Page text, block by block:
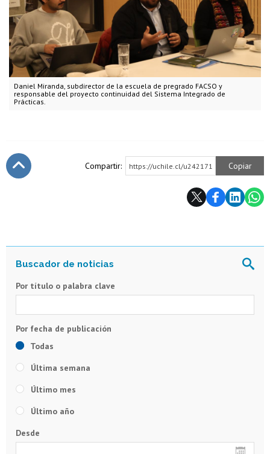
Daniel Miranda, subdirector de la escuela de pregrado FACSO y
responsable del proyecto continuidad del Sistema Integrado de
Prácticas.
Compartir: https://uchile.cl/u242171 Copiar
Por título o palabra clave
Todas
Última semana
Último mes
Último año
Desde